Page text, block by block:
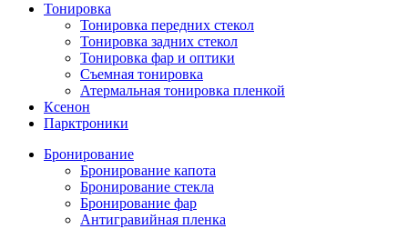
Тонировка
Тонировка передних стекол
Тонировка задних стекол
Тонировка фар и оптики
Съемная тонировка
Атермальная тонировка пленкой
Ксенон
Парктроники
Бронирование
Бронирование капота
Бронирование стекла
Бронирование фар
Антигравийная пленка